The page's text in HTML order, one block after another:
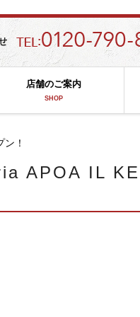
店舗のご案内
SHOP
！
APOA IL